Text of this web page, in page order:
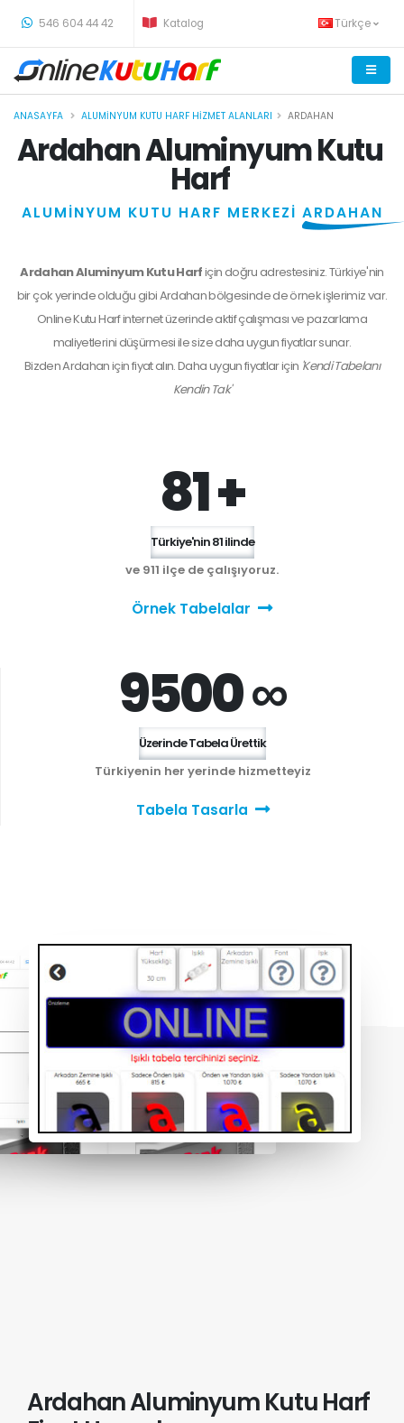
546 604 44 42 Katalog Türkçe
ANASAYFA ALUMINYUM KUTU HARF HIZMET ALANLARI ARDAHAN
Ardahan Aluminyum Kutu
Harf
ALUMİNYUM KUTU HARF MERKEZİ ARDAHAN
Ardahan Aluminyum Kutu Harfiçin doğru adrestesiniz. Türkiye'nin
bir çok yerinde olduğu gibi Ardahan bölgesinde de örnek işlerimiz var.
Online Kutu Harf internet üzerinde aktif çalışması ve pazarlama
maliyetlerini düşürmesi ile size daha uygun fiyatlar sunar.
BizdenArdahaniçin fiyat alın. Daha uygun fiyatlar için 'Kendi Tabelanı
Kendin Tak'
81 +
Türkiye'nin 81 ilinde
ve 911 ilçe de çalışıyoruz.
Örnek Tabelalar
9500 ∞
Üzerinde Tabela Ürettik
Türkiyenin her yerinde hizmetteyiz
Tabela Tasarla
Ardahan Aluminyum Kutu Harf